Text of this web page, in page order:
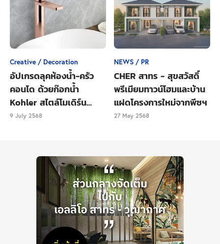
ค่อนข้างเยอะ ทำให้มีสัดส่วนสวนสาธารณะมากถึง 17.45
ต่อคนซึ่งเกินมาตรฐานขององค์การอนามัยโลกได้ไม่ยาก
เขตทวีวัฒนา รวมพื้นที่สวนสาธารณะ 1,477,759.36
ตารางเมตร
อีกหนึ่งเขตที่อยู่อาศัยที่มาพร้อมสวน และยังเป็นขอบของ
กรุงเทพมหานคร ทำให้มีเส้นทางออกนอกจังหวัดที่มา
พร้อมกับสวนถนนด้วยเช่นกัน ส่งผลให้สัดส่วนสวน
เขตตลิ่งชัน รวมพื้นที่สวนสาธารณะ 1,360,913.72
ตารางเมตร
อันดับสุดท้ายของการจัดครั้งนี้คือเขตตลิ่งชันที่มีเป็นพื้นที่
พักอาศัยเช่นกัน ที่นี่มีสัดส่วนสวนสาธารณะอยู่ที่ 13.01
ต่อคน แม้จะอยู่ในอันดับ 7 แต่ก็มีสัดส่วนเกินจาก
มาตรฐานขององค์การอนามัยโลกมาเพียงเล็กน้อยเท่านั้น
Creative / Decoration
อัปเกรดลุคห้องน้ำ-ครัว
คอนโด ด้วยก๊อกน้ำ
Kohler สไตล์โมเดิร์น
เรียบหรู
9 July 2568
NEWS / PR
CHER สาทร - สุขสวัสดิ์
พรีเมียมทาวน์โฮมและบ้าน
แฝดโครงการใหม่จากพีซฯ
27 May 2568